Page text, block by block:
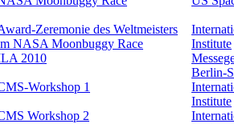
Zeremonie des Weltmeisters
NASA Moonbuggy Race
Institute
2010
Berlin-
Workshop 1
Institute
Workshop 2